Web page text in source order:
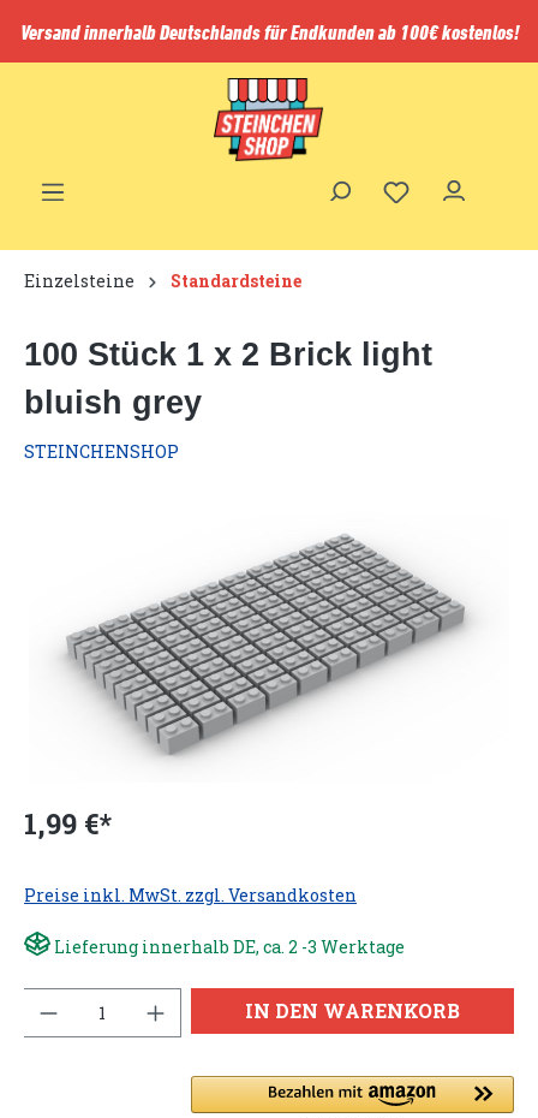
springen
Versand innerhalb Deutschlands für Endkunden ab 100€ kostenlos!
Einzelsteine Standardsteine
100 Stück 1 x 2 Brick light
bluish grey
STEINCHENSHOP
1,99 €*
Preise inkl. MwSt. zzgl. Versandkosten
Lieferung innerhalb DE, ca. 2 -3 Werktage
IN DEN WARENKORB